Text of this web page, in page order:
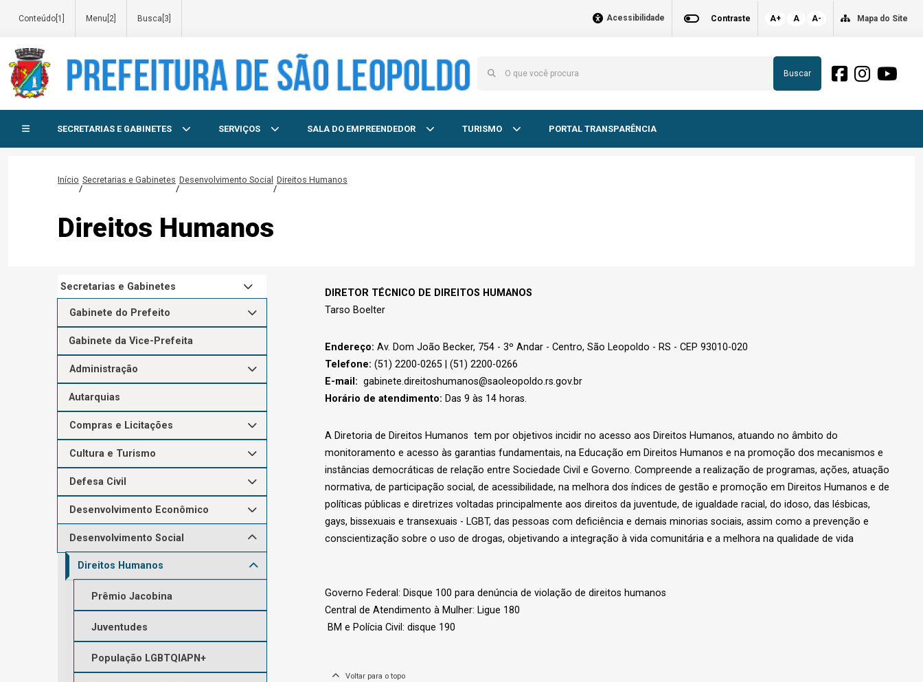
Conteúdo[1] Menu[2] Busca[3] Acessibilidade Contraste A+ A A- Mapa do Site
Buscar
SECRETARIAS E GABINETES SERVIÇOS SALA DO EMPREENDEDOR TURISMO PORTAL TRANSPARÊNCIA
Início
/
Secretarias e Gabinetes
/
Desenvolvimento Social
/
Direitos Humanos
Direitos Humanos
Secretarias e Gabinetes
Gabinete do Prefeito
Gabinete da Vice-Prefeita
Administração
Autarquias
Compras e Licitações
Cultura e Turismo
Defesa Civil
Desenvolvimento Econômico
Desenvolvimento Social
Direitos Humanos
Prêmio Jacobina
Juventudes
População LGBTQIAPN+
DIRETOR TÉCNICO DE DIREITOS HUMANOS
Tarso Boelter
Endereço:Av. Dom João Becker, 754 - 3º Andar - Centro, São Leopoldo - RS - CEP 93010-020
Telefone: (51) 2200-0265 | (51) 2200-0266
E-mail: gabinete.direitoshumanos@saoleopoldo.rs.gov.br
Horário de atendimento: Das 9 às 14 horas.
A Diretoria de Direitos Humanos tem por objetivos incidir no acesso aos Direitos Humanos, atuando no âmbito do
monitoramento e acesso às garantias fundamentais, na Educação em Direitos Humanos e na promoção dos mecanismos e
instâncias democráticas de relação entre Sociedade Civil e Governo. Compreende a realização de programas, ações, atuação
normativa, de participação social, de acessibilidade, na melhora dos índices de gestão e promoção em Direitos Humanos e de
políticas públicas e diretrizes voltadas principalmente aos direitos da juventude, de igualdade racial, do idoso, das lésbicas,
gays, bissexuais e transexuais - LGBT, das pessoas com deficiência e demais minorias sociais, assim como a prevenção e
conscientização sobre o uso de drogas, objetivando a integração à vida comunitária e a melhora na qualidade de vida
Governo Federal: Disque 100 para denúncia de violação de direitos humanos
Central de Atendimento à Mulher: Ligue 180
BM e Polícia Civil: disque 190
Voltar para o topo